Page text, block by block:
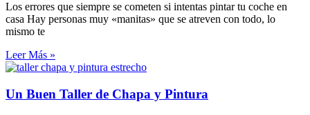
Los errores que siempre se cometen si intentas pintar tu coche en
casa Hay personas muy «manitas» que se atreven con todo, lo
mismo te
Leer Más »
Un Buen Taller de Chapa y Pintura